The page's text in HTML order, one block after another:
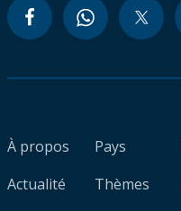
À propos
Actualité
Pays
Thèmes